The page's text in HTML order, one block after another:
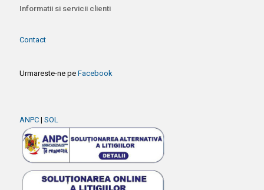
Informatii si servicii clienti
Contact
Urmareste-ne pe Facebook
ANPC | SOL